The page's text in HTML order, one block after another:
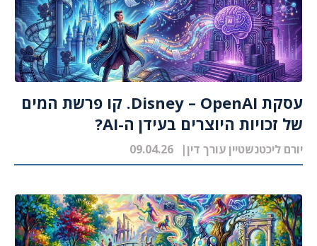
עסקת Disney – OpenAI. קו פרשת המים
של זכויות היוצרים בעידן ה-AI?
יורם ליכטנשטיין עורך דין 09.04.26